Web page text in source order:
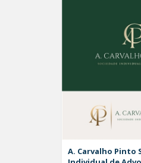
A. Carvalho Pinto